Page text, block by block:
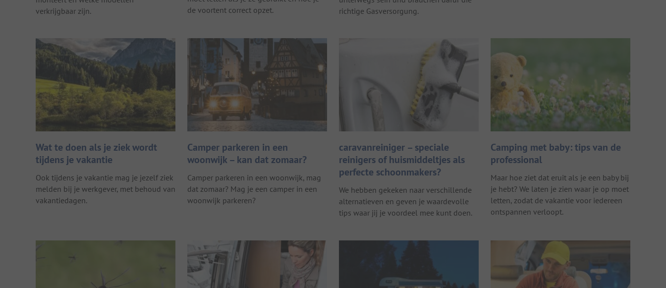
verkrijgbaar zijn.
de voortent correct opzet.
richtige Gasversorgung.
Wat te doen als je ziek wordt
tijdens je vakantie
Ook tijdens je vakantie mag je jezelf ziek
melden bij je werkgever, met behoud van
vakantiedagen.
Camper parkeren in een
woonwijk – kan dat zomaar?
Camper parkeren in een woonwijk, mag
dat zomaar? Mag je een camper in een
woonwijk parkeren?
caravanreiniger – speciale
reinigers of huismiddeltjes als
perfecte schoonmakers?
We hebben gekeken naar verschillende
alternatieven en geven je waardevolle
tips waar jij je voordeel mee kunt doen.
Camping met baby: tips van de
professional
Maar hoe ziet dat eruit als je een baby bij
je hebt? We laten je zien waar je op moet
letten, zodat de vakantie voor iedereen
ontspannen verloopt.